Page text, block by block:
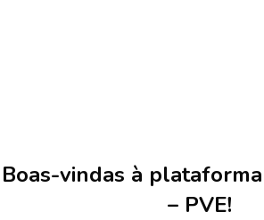
Boas-vindas à plataforma
– PVE!